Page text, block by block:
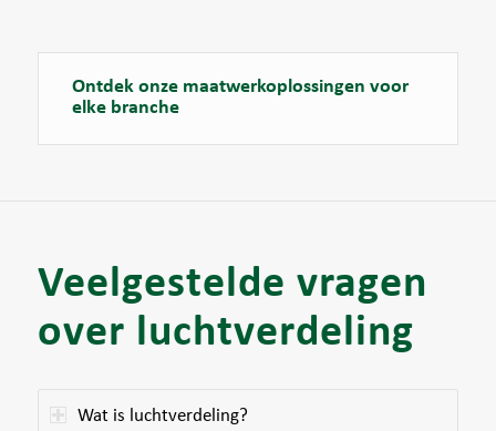
Ontdek onze maatwerkoplossingen voor
elke branche
Veelgestelde vragen
over luchtverdeling
Wat is luchtverdeling?